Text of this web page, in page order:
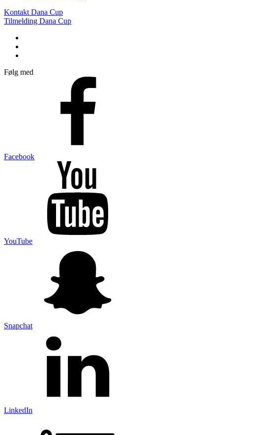
Kontakt Dana Cup
Tilmelding Dana Cup
Følg med
Facebook
YouTube
Snapchat
LinkedIn